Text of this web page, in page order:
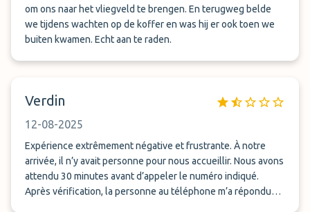
om ons naar het vliegveld te brengen. En terugweg belde
we tijdens wachten op de koffer en was hij er ook toen we
buiten kwamen. Echt aan te raden.
Verdin
12-08-2025
Expérience extrêmement négative et frustrante. À notre
arrivée, il n’y avait personne pour nous accueillir. Nous avons
attendu 30 minutes avant d’appeler le numéro indiqué.
Après vérification, la personne au téléphone m’a répondu